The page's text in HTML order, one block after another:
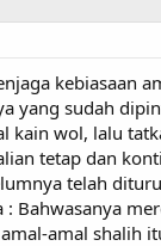
kebiasaan
yang sudah
kain wol, lalu
tetap dan
telah
: Bahwasanya
amal shalih